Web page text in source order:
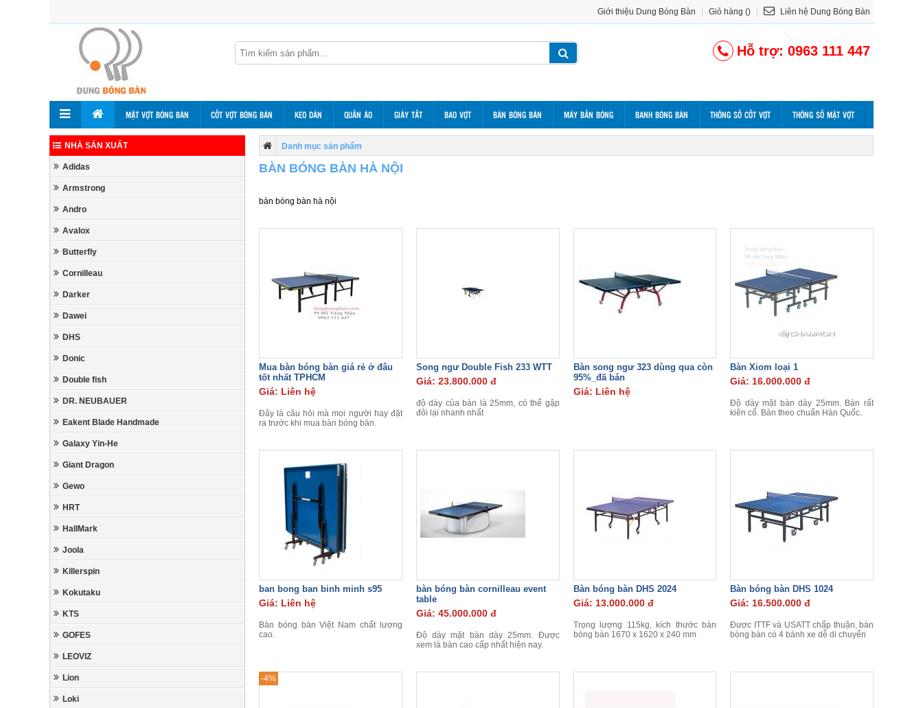
Giới thiệu Dung Bóng Bàn Giỏ hàng () Liên hệ Dung Bóng Bàn
Hỗ trợ: 0963 111 447
MẶT VỢT BÓNG BÀN CỐT VỢT BÓNG BÀN KEO DÁN QUẦN ÁO GIÀY TẤT BAO VỢT BÀN BÓNG BÀN MÁY BẮN BÓNG BANH BÓNG BÀN THÔNG SỐ CỐT VỢT THÔNG SỐ MẶT VỢT
NHÀ SẢN XUẤT
Adidas
Armstrong
Andro
Avalox
Butterfly
Cornilleau
Darker
Dawei
DHS
Donic
Double fish
DR. NEUBAUER
Eakent Blade Handmade
Galaxy Yin-He
Giant Dragon
Gewo
HRT
HallMark
Joola
Killerspin
Kokutaku
KTS
GOFES
LEOVIZ
Lion
Loki
Danh mục sản phẩm
BÀN BÓNG BÀN HÀ NỘI
bàn bóng bàn hà nội
Mua bàn bóng bàn giá rẻ ở đâu
tốt nhất TPHCM
Giá: Liên hệ
Đây là câu hỏi mà mọi người hay đặt
ra trước khi mua bàn bóng bàn.
Song ngư Double Fish 233 WTT
Giá: 23.800.000 đ
độ dày của bàn là 25mm, có thể gập
đôi lại nhanh nhất
Bàn song ngư 323 dùng qua còn
95%_đã bán
Giá: Liên hệ
Bàn Xiom loại 1
Giá: 16.000.000 đ
Độ dày mặt bàn dày 25mm. Bàn rất
kiên cố. Bàn theo chuẩn Hàn Quốc.
ban bong ban binh minh s95
Giá: Liên hệ
Bàn bóng bàn Việt Nam chất lượng
cao.
bàn bóng bàn cornilleau event
table
Giá: 45.000.000 đ
Độ dày mặt bàn dày 25mm. Được
xem là bàn cao cấp nhất hiện nay.
Bàn bóng bàn DHS 2024
Giá: 13.000.000 đ
Trọng lượng 115kg, kích thước bàn
bóng bàn 1670 x 1620 x 240 mm
Bàn bóng bàn DHS 1024
Giá: 16.500.000 đ
Được ITTF và USATT chấp thuận, bàn
bóng bàn có 4 bánh xe dễ di chuyển
-4%